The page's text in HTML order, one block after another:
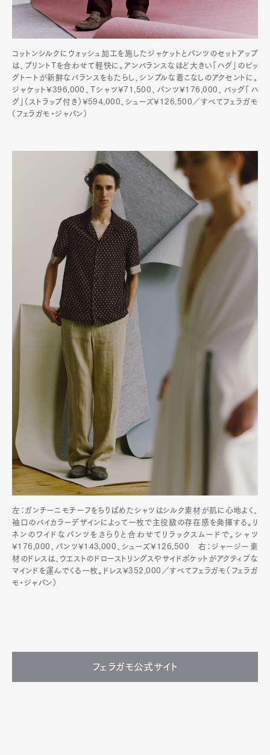
コットンシルクにウォッシュ加工を施したジャケットとパンツのセットアップ
は、プリントTを合わせて軽快に。アンバランスなほど大きい「ハグ」のビッ
グトートが新鮮なバランスをもたらし、シンプルな着こなしのアクセントに。
ジャケット¥396,000、Tシャツ¥71,500、パンツ¥176,000、バッグ「ハ
グ」（ストラップ付き）¥594,000、シューズ¥126,500／すべてフェラガモ
（フェラガモ・ジャパン）
左：ガンチーニモチーフをちりばめたシャツはシルク素材が肌に心地よく、
袖口のバイカラーデザインによって一枚で主役級の存在感を発揮する。リ
ネンのワイドなパンツをさらりと合わせてリラックスムードで。シャツ
¥176,000、パンツ¥143,000、シューズ¥126,500 右：ジャージー素
材のドレスは、ウエストのドローストリングスやサイドポケットがアクティブな
マインドを運んでくる一枚。ドレス¥352,000／すべてフェラガモ（フェラガ
モ・ジャパン）
フェラガモ公式サイト